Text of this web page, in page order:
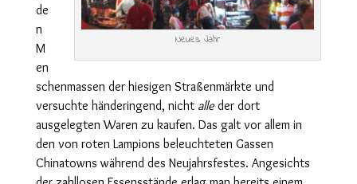
Neues Jahr
de
n
M
en
schenmassen der hiesigen Straßenmärkte und
versuchte händeringend, nicht alleder dort
ausgelegten Waren zu kaufen. Das galt vor allem in
den von roten Lampions beleuchteten Gassen
Chinatowns während des Neujahrsfestes. Angesichts